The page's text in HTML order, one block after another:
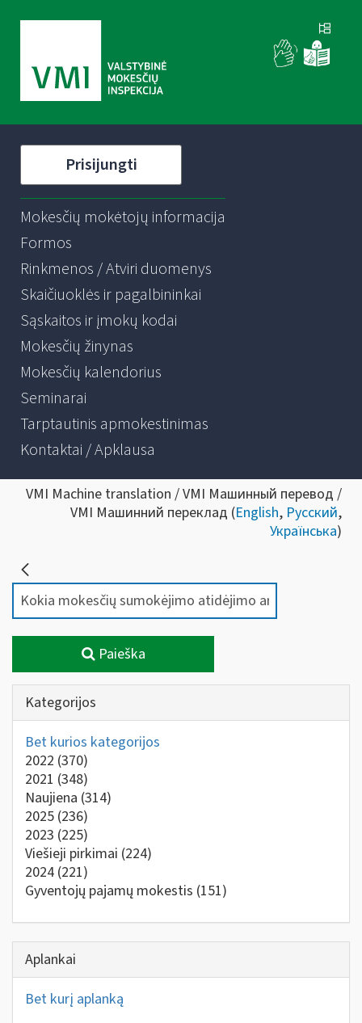
Prisijungti
Mokesčių mokėtojų informacija
Formos
Rinkmenos / Atviri duomenys
Skaičiuoklės ir pagalbininkai
Sąskaitos ir įmokų kodai
Mokesčių žinynas
Mokesčių kalendorius
Seminarai
Tarptautinis apmokestinimas
Kontaktai / Apklausa
VMI Machine translation / VMI Машинный перевод /
VMI Машинний переклад (English, Русский,
Українська)
Paieška
Kategorijos
Bet kurios kategorijos
2022 (370)
2021 (348)
Naujiena (314)
2025 (236)
2023 (225)
Viešieji pirkimai (224)
2024 (221)
Gyventojų pajamų mokestis (151)
Aplankai
Bet kurį aplanką